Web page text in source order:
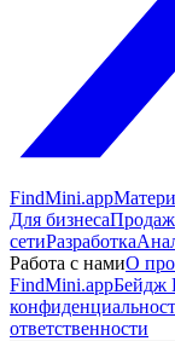
FindMini.app
Для бизнеса
сетиРазработка
Работа с намиО
FindMini.appБейдж
ответственности